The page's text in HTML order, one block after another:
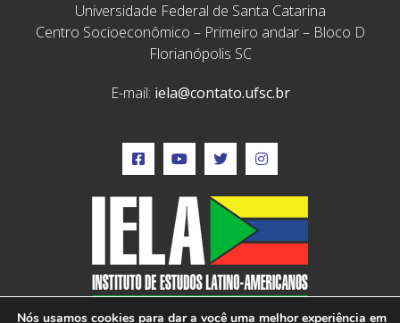
Universidade Federal de Santa Catarina
Centro Socioeconômico – Primeiro andar – Bloco D
Florianópolis SC
E-mail: iela@contato.ufsc.br
Nós usamos cookies para dar a você uma melhor experiência em